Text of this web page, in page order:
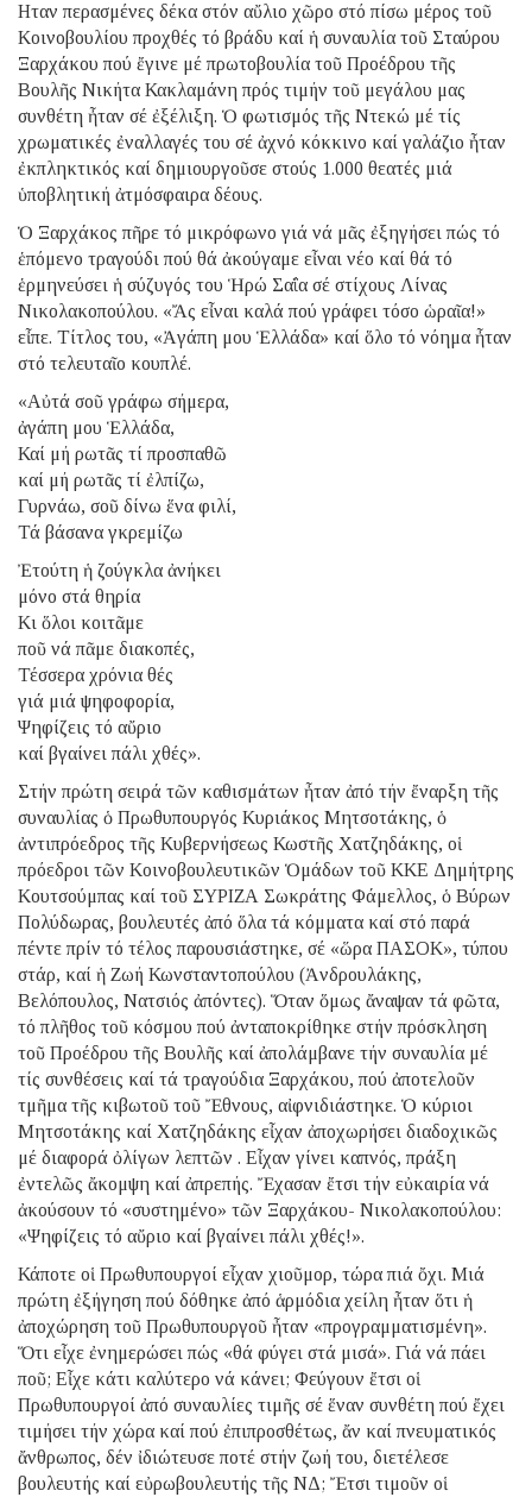
Ηταν περασμένες δέκα στόν αὔλιο χῶρο στό πίσω μέρος τοῦ
Κοινοβουλίου προχθές τό βράδυ καί ἡ συναυλία τοῦ Σταύρου
Ξαρχάκου πού ἔγινε μέ πρωτοβουλία τοῦ Προέδρου τῆς
Βουλῆς Νικήτα Κακλαμάνη πρός τιμήν τοῦ μεγάλου μας
συνθέτη ἦταν σέ ἐξέλιξη. Ὁ φωτισμός τῆς Ντεκώ μέ τίς
χρωματικές ἐναλλαγές του σέ ἀχνό κόκκινο καί γαλάζιο ἦταν
ἐκπληκτικός καί δημιουργοῦσε στούς 1.000 θεατές μιά
ὑποβλητική ἀτμόσφαιρα δέους.
Ὁ Ξαρχάκος πῆρε τό μικρόφωνο γιά νά μᾶς ἐξηγήσει πώς τό
ἑπόμενο τραγούδι πού θά ἀκούγαμε εἶναι νέο καί θά τό
ἑρμηνεύσει ἡ σύζυγός του Ἡρώ Σαΐα σέ στίχους Λίνας
Νικολακοπούλου. «Ἄς εἶναι καλά πού γράφει τόσο ὡραῖα!»
εἶπε. Τίτλος του, «Ἀγάπη μου Ἑλλάδα» καί ὅλο τό νόημα ἦταν
στό τελευταῖο κουπλέ.
«Αὐτά σοῦ γράφω σήμερα,
ἀγάπη μου Ἑλλάδα,
Καί μή ρωτᾶς τί προσπαθῶ
καί μή ρωτᾶς τί ἐλπίζω,
Γυρνάω, σοῦ δίνω ἕνα φιλί,
Τά βάσανα γκρεμίζω
Ἐτούτη ἡ ζούγκλα ἀνήκει
μόνο στά θηρία
Κι ὅλοι κοιτᾶμε
ποῦ νά πᾶμε διακοπές,
Τέσσερα χρόνια θές
γιά μιά ψηφοφορία,
Ψηφίζεις τό αὔριο
καί βγαίνει πάλι χθές».
Στήν πρώτη σειρά τῶν καθισμάτων ἦταν ἀπό τήν ἔναρξη τῆς
συναυλίας ὁ Πρωθυπουργός Κυριάκος Μητσοτάκης, ὁ
ἀντιπρόεδρος τῆς Κυβερνήσεως Κωστῆς Χατζηδάκης, οἱ
πρόεδροι τῶν Κοινοβουλευτικῶν Ὁμάδων τοῦ ΚΚΕ Δημήτρης
Κουτσούμπας καί τοῦ ΣΥΡΙΖΑ Σωκράτης Φάμελλος, ὁ Βύρων
Πολύδωρας, βουλευτές ἀπό ὅλα τά κόμματα καί στό παρά
πέντε πρίν τό τέλος παρουσιάστηκε, σέ «ὥρα ΠΑΣΟΚ», τύπου
στάρ, καί ἡ Ζωή Κωνσταντοπούλου (Ἀνδρουλάκης,
Βελόπουλος, Νατσιός ἀπόντες). Ὅταν ὅμως ἄναψαν τά φῶτα,
τό πλῆθος τοῦ κόσμου πού ἀνταποκρίθηκε στήν πρόσκληση
τοῦ Προέδρου τῆς Βουλῆς καί ἀπολάμβανε τήν συναυλία μέ
τίς συνθέσεις καί τά τραγούδια Ξαρχάκου, πού ἀποτελοῦν
τμῆμα τῆς κιβωτοῦ τοῦ Ἔθνους, αἰφνιδιάστηκε. Ὁ κύριοι
Μητσοτάκης καί Χατζηδάκης εἶχαν ἀποχωρήσει διαδοχικῶς
μέ διαφορά ὀλίγων λεπτῶν . Εἶχαν γίνει καπνός, πράξη
ἐντελῶς ἄκομψη καί ἀπρεπής. Ἔχασαν ἔτσι τήν εὐκαιρία νά
ἀκούσουν τό «συστημένο» τῶν Ξαρχάκου- Νικολακοπούλου:
«Ψηφίζεις τό αὔριο καί βγαίνει πάλι χθές!».
Κάποτε οἱ Πρωθυπουργοί εἶχαν χιοῦμορ, τώρα πιά ὄχι. Μιά
πρώτη ἐξήγηση πού δόθηκε ἀπό ἁρμόδια χείλη ἦταν ὅτι ἡ
ἀποχώρηση τοῦ Πρωθυπουργοῦ ἦταν «προγραμματισμένη».
Ὅτι εἶχε ἐνημερώσει πώς «θά φύγει στά μισά». Γιά νά πάει
ποῦ; Εἶχε κάτι καλύτερο νά κάνει; Φεύγουν ἔτσι οἱ
Πρωθυπουργοί ἀπό συναυλίες τιμῆς σέ ἕναν συνθέτη πού ἔχει
τιμήσει τήν χώρα καί πού ἐπιπροσθέτως, ἄν καί πνευματικός
ἄνθρωπος, δέν ἰδιώτευσε ποτέ στήν ζωή του, διετέλεσε
βουλευτής καί εὐρωβουλευτής τῆς ΝΔ; Ἔτσι τιμοῦν οἱ